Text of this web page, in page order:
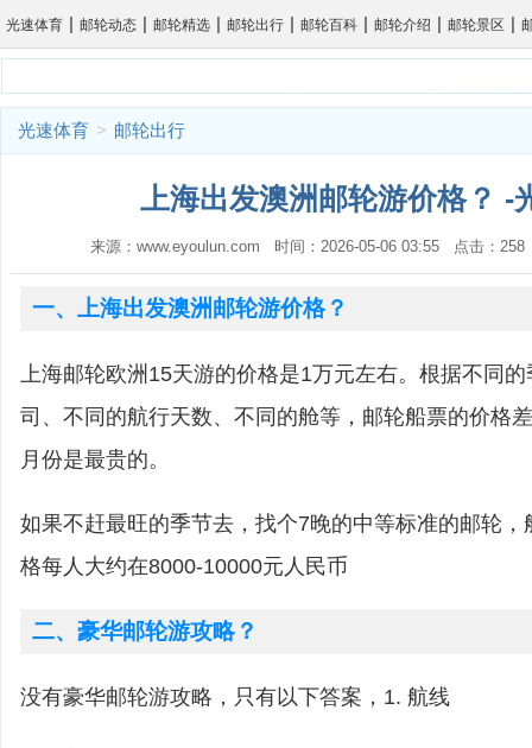
光速体育 | 邮轮动态 | 邮轮精选 | 邮轮出行 | 邮轮百科 | 邮轮介绍 | 邮轮景区 |
光速体育 > 邮轮出行
上海出发澳洲邮轮游价格？ -
来源：www.eyoulun.com 时间：2026-05-06 03:55 点击：
一、上海出发澳洲邮轮游价格？
上海邮轮欧洲15天游的价格是1万元左右。根据不同
司、不同的航行天数、不同的舱等，邮轮船票的价格
月份是最贵的。
如果不赶最旺的季节去，找个7晚的中等标准的邮轮
格每人大约在8000-10000元人民币
二、豪华邮轮游攻略？
没有豪华邮轮游攻略，只有以下答案，1. 航线